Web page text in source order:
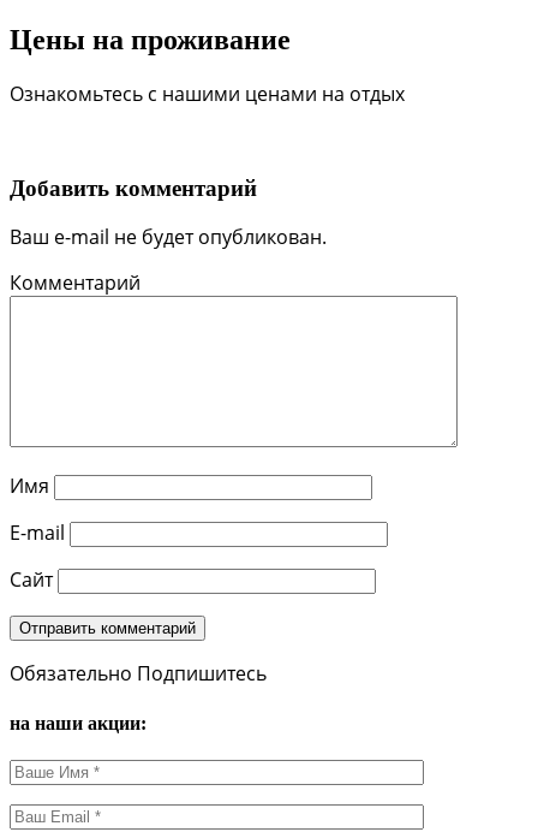
Цены на проживание
Ознакомьтесь с нашими ценами на отдых
Добавить комментарий
Ваш e-mail не будет опубликован.
Комментарий
Имя
E-mail
Сайт
Обязательно Подпишитесь
на наши акции: